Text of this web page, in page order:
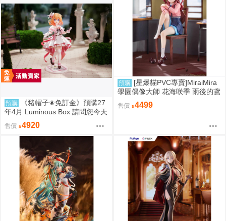
預購
《豬帽子✬免訂金》預購27
年4月 Luminous Box 請問您今天
要來點兔子嗎？ 心愛 禮服Ver 1/
7 0906
售價 4920
預購 [星爆貓PVC專賣]MiraiMira
學園偶像大師 花海咲季 雨後的鳶
尾花 特訓前Ver. 1/7 預計2027/07
到貨
售價 4499